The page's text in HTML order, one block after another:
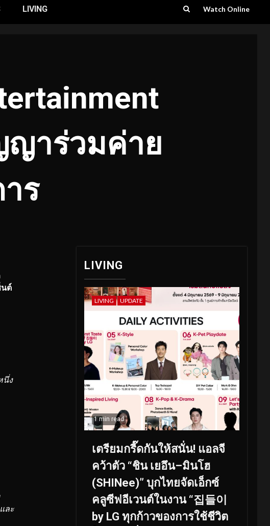
LIVING Watch Online
าร่วมค่าย
ร
นต์
นึ่ง
ละ
LIVING
LIVING UPDATE
1 min read
เตรียมกรี๊ดกันให้สนั่น! แอลจี
คว้าตัว “ชิน เยอึน–มินโฮ
(SHINee)” บุกไทยจัดเอ็กซ์
คลูซีฟอีเวนต์ในงาน “집들이
by LG ทุกก้าวของการใช้ชีวิต